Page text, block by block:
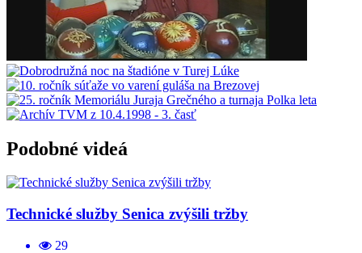
Podobné videá
Technické služby Senica zvýšili tržby
29